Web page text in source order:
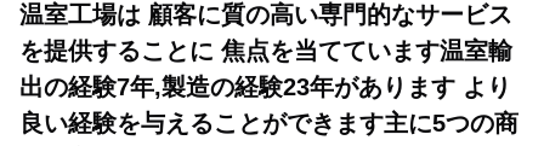
温室工場は 顧客に質の高い専門的なサービス
を提供することに 焦点を当てています温室輸
出の経験7年,製造の経験23年があります より
良い経験を与えることができます主に5つの商